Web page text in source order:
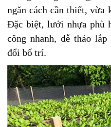
ngăn cách cần thiết, vừa
Đặc biệt, lưới nhựa phù
công nhanh, dễ tháo
đổi bố trí.